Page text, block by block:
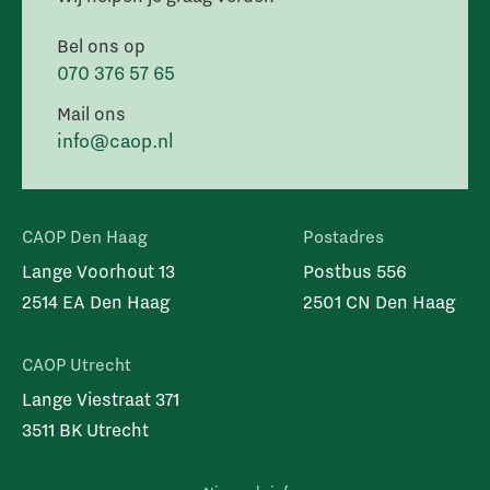
Bel ons op
070 376 57 65
Mail ons
info@caop.nl
CAOP Den Haag
Lange Voorhout 13
2514 EA Den Haag
CAOP Utrecht
Lange Viestraat 371
3511 BK Utrecht
Postadres
Postbus 556
2501 CN Den Haag